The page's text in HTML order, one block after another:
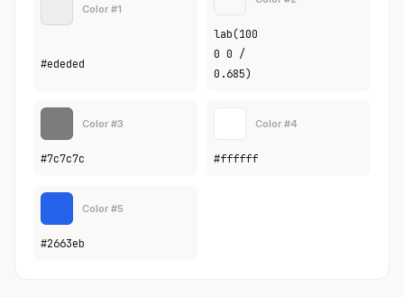
Color #1
#ededed
lab(100
0 0 /
0.685)
Color #3
#7c7c7c
Color #4
#ffffff
Color #5
#2663eb